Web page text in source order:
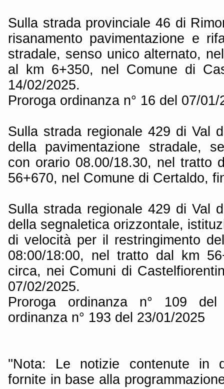
Sulla strada provinciale 46 di
risanamento pavimentazione e
stradale, senso unico alternato,
al km 6+350, nel Comune di
14/02/2025.
Proroga ordinanza n° 16 del 07/01/
Sulla strada regionale 429 di Val
della pavimentazione stradale,
con orario 08.00/18.30, nel tratto
56+670, nel Comune di Certaldo,
Sulla strada regionale 429 di Val
della segnaletica orizzontale,
di velocità per il restringimento
08:00/18:00, nel tratto dal km
circa, nei Comuni di
07/02/2025.
Proroga ordinanza n° 109 del
ordinanza n° 193 del 23/01/2025
''Nota: Le notizie contenute in
fornite in base alla